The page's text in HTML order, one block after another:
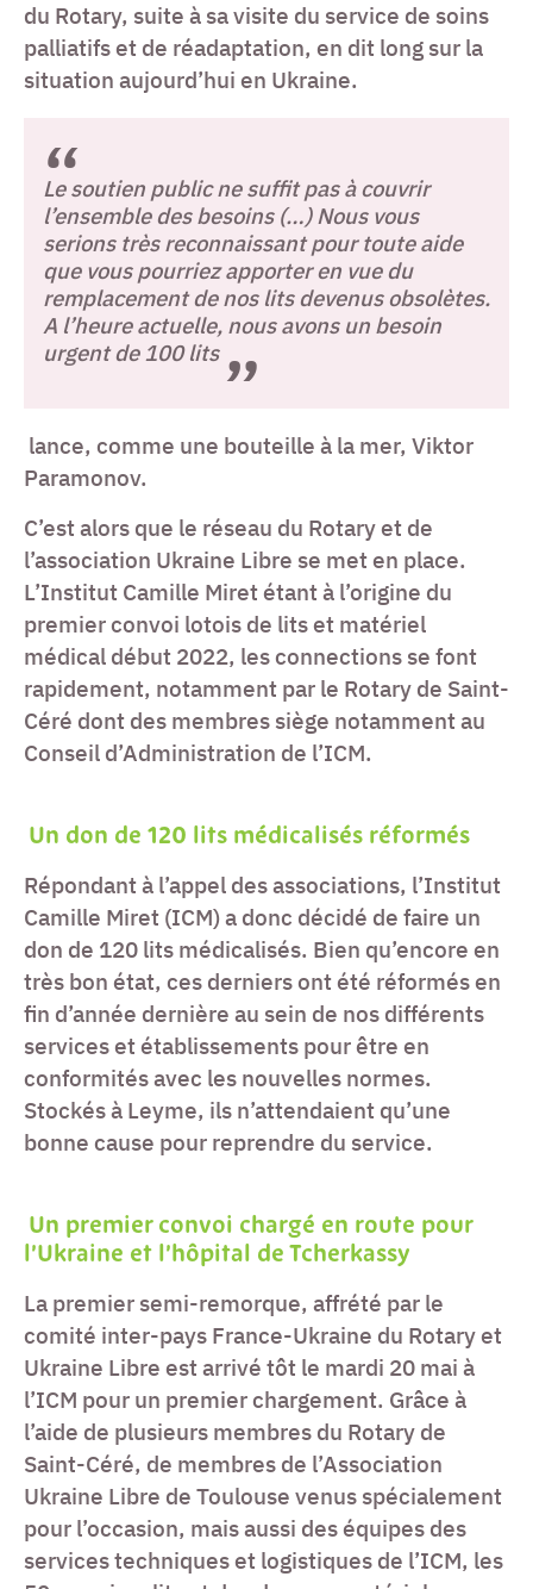
du Rotary, suite à sa visite du service de soins
palliatifs et de réadaptation, en dit long sur la
situation aujourd’hui en Ukraine.
Le soutien public ne suffit pas à couvrir
l’ensemble des besoins (…) Nous vous
serions très reconnaissant pour toute aide
que vous pourriez apporter en vue du
remplacement de nos lits devenus obsolètes.
A l’heure actuelle, nous avons un besoin
urgent de 100 lits
lance, comme une bouteille à la mer, Viktor
Paramonov.
C’est alors que le réseau du Rotary et de
l’association Ukraine Libre se met en place.
L’Institut Camille Miret étant à l’origine du
premier convoi lotois de lits et matériel
médical début 2022, les connections se font
rapidement, notamment par le Rotary de Saint-
Céré dont des membres siège notamment au
Conseil d’Administration de l’ICM.
Un don de 120 lits médicalisés réformés
Répondant à l’appel des associations, l’Institut
Camille Miret (ICM) a donc décidé de faire un
don de 120 lits médicalisés. Bien qu’encore en
très bon état, ces derniers ont été réformés en
fin d’année dernière au sein de nos différents
services et établissements pour être en
conformités avec les nouvelles normes.
Stockés à Leyme, ils n’attendaient qu’une
bonne cause pour reprendre du service.
Un premier convoi chargé en route pour
l’Ukraine et l’hôpital de Tcherkassy
La premier semi-remorque, affrété par le
comité inter-pays France-Ukraine du Rotary et
Ukraine Libre est arrivé tôt le mardi 20 mai à
l’ICM pour un premier chargement. Grâce à
l’aide de plusieurs membres du Rotary de
Saint-Céré, de membres de l’Association
Ukraine Libre de Toulouse venus spécialement
pour l’occasion, mais aussi des équipes des
services techniques et logistiques de l’ICM, les